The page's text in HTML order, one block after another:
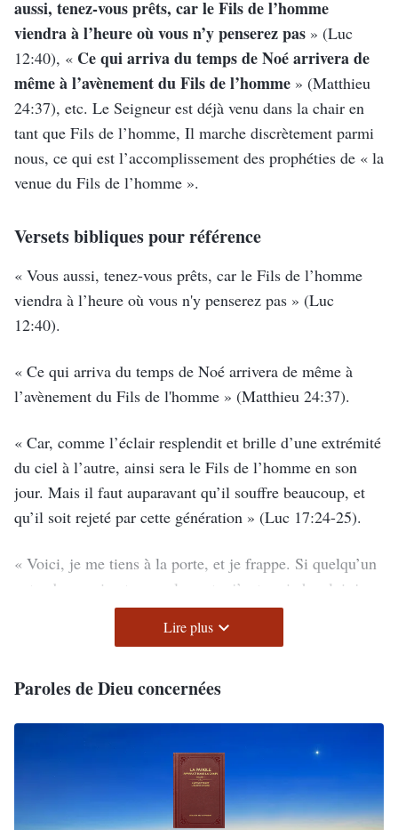
aussi, tenez-vous prêts, car le Fils de l’homme
viendra à l’heure où vous n’y penserez pas » (Luc
12:40), « Ce qui arriva du temps de Noé arrivera de
même à l’avènement du Fils de l’homme » (Matthieu
24:37), etc. Le Seigneur est déjà venu dans la chair en
tant que Fils de l’homme, Il marche discrètement parmi
nous, ce qui est l’accomplissement des prophéties de « la
venue du Fils de l’homme ».
Versets bibliques pour référence
« Vous aussi, tenez-vous prêts, car le Fils de l’homme
viendra à l’heure où vous n'y penserez pas » (Luc
12:40).
« Ce qui arriva du temps de Noé arrivera de même à
l’avènement du Fils de l'homme » (Matthieu 24:37).
« Car, comme l’éclair resplendit et brille d’une extrémité
du ciel à l’autre, ainsi sera le Fils de l’homme en son
jour. Mais il faut auparavant qu’il souffre beaucoup, et
qu’il soit rejeté par cette génération » (Luc 17:24-25).
« Voici, je me tiens à la porte, et je frappe. Si quelqu’un
entend ma voix et ouvre la porte, j’entrerai chez lui, je
souperai avec lui, et lui avec moi »(Apocalypse 3:20)
Lire plus
Paroles de Dieu concernées